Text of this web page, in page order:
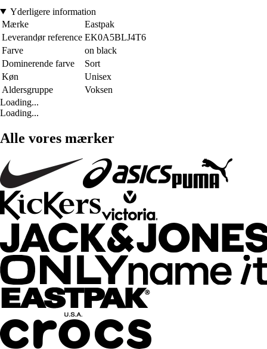
Yderligere information
Mærke
Eastpak
Leverandør reference EK0A5BLJ4T6
Farve
on black
Dominerende farve
Sort
Køn
Unisex
Aldersgruppe
Voksen
Loading...
Loading...
Alle vores mærker